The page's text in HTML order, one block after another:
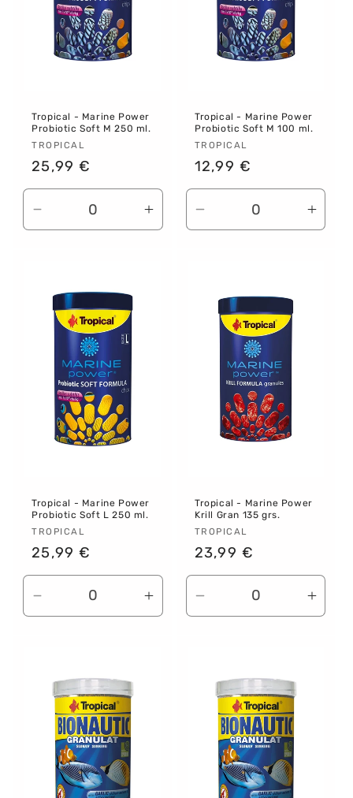
Tropical - Marine Power
Probiotic Soft M 250 ml.
Proveedor:
TROPICAL
Precio
habitual
25,99 €
Reducir
cantidad
Title
Aumentar
cantidad
Tropical - Marine Power
Probiotic Soft M 100 ml.
Proveedor:
TROPICAL
Precio
habitual
12,99 €
Reducir
cantidad
Title
Tropical - Marine Power
Probiotic Soft L 250 ml.
Proveedor:
TROPICAL
Precio
habitual
25,99 €
Reducir
cantidad
Title
Aumentar
cantidad
Tropical - Marine Power
Krill Gran 135 grs.
Proveedor:
TROPICAL
Precio
habitual
23,99 €
Reducir
cantidad
Title